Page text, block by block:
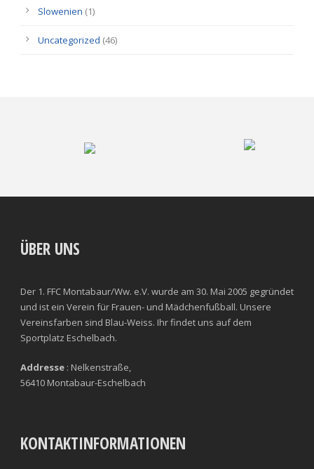
Slowenien (1)
Uncategorized (46)
ÜBER UNS
Der 1. FFC Montabaur/Ww. e.V. wurde am 30. Mai 2005 gegründet
und ist ein Verein für Frauen- und Mädchenfußball. Unsere
Vereinsfarben sind Blau-Weiss. Ihr findet uns auf dem
Sportplatz Eschelbach.
Addresse : Nelkenstraße,
56410 Montabaur-Eschelbach
KONTAKTINFORMATIONEN